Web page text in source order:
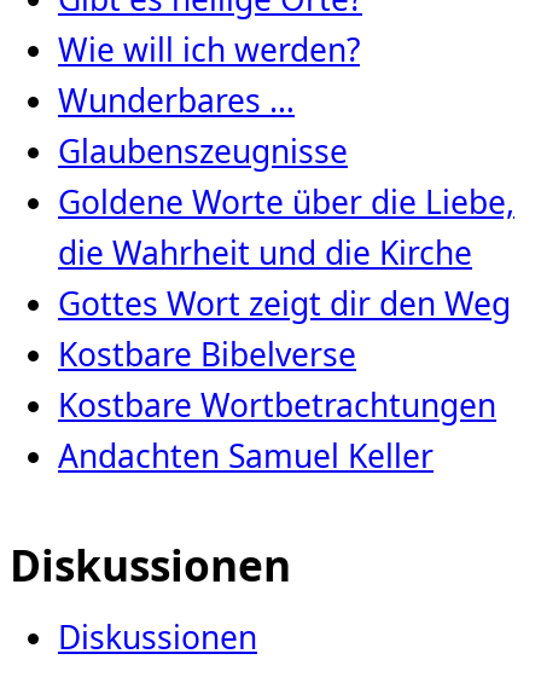
Wie will ich werden?
Wunderbares …
Glaubenszeugnisse
Goldene Worte über die Liebe,
die Wahrheit und die Kirche
Gottes Wort zeigt dir den Weg
Kostbare Bibelverse
Kostbare Wortbetrachtungen
Andachten Samuel Keller
Diskussionen
Diskussionen